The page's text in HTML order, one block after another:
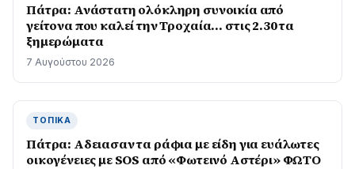
Πάτρα: Ανάστατη ολόκληρη συνοικία από
γείτονα που καλεί την Τροχαία… στις 2.30 τα
ξημερώματα
7 Αυγούστου 2026
ΤΟΠΙΚΆ
Πάτρα: Αδειασαν τα ράφια με είδη για ευάλωτες
οικογένειες με SOS από «Φωτεινό Αστέρι» ΦΩΤΟ